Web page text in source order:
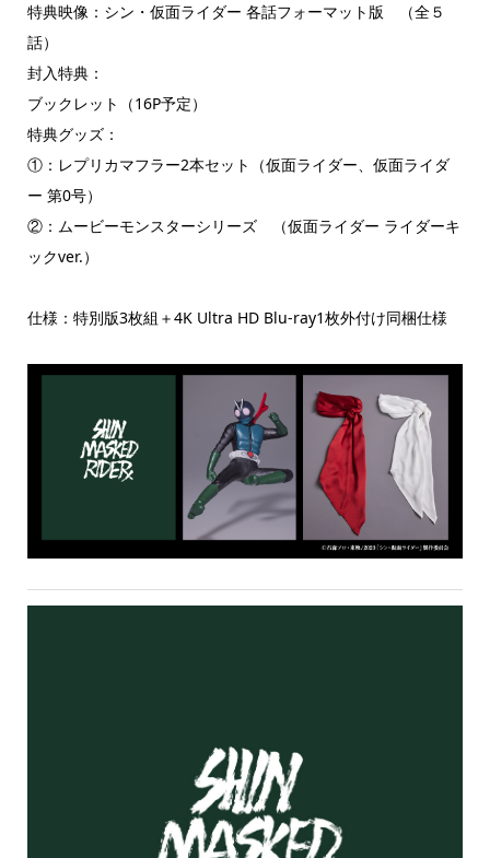
特典映像：シン・仮面ライダー 各話フォーマット版 （全５
話）
封入特典：
ブックレット（16P予定）
特典グッズ：
①：レプリカマフラー2本セット（仮面ライダー、仮面ライダ
ー 第0号）
②：ムービーモンスターシリーズ （仮面ライダー ライダーキ
ックver.）
仕様：特別版3枚組＋4K Ultra HD Blu-ray1枚外付け同梱仕様